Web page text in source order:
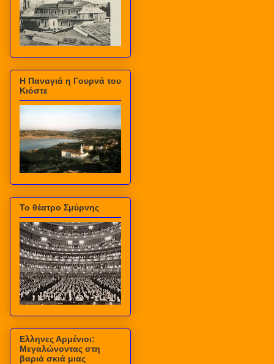
Η Παναγιά η Γουρνά του
Κιόστε
Το θέατρο Σμύρνης
Ελληνες Αρμένιοι:
Μεγαλώνοντας στη
βαριά σκιά μιας